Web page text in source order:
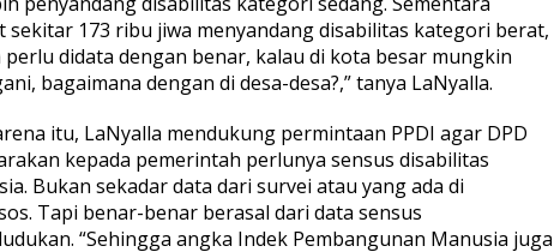
sekitar 173 ribu jiwa menyandang disabilitas kategori berat,
perlu didata dengan benar, kalau di kota besar mungkin
bagaimana dengan di desa-desa?,” tanya LaNyalla.
itu, LaNyalla mendukung permintaan PPDI agar DPD
kepada pemerintah perlunya sensus disabilitas
Bukan sekadar data dari survei atau yang ada di
Tapi benar-benar berasal dari data sensus
“Sehingga angka Indek Pembangunan Manusia juga